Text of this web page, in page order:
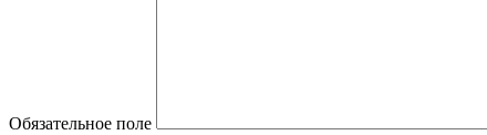
Обязательное поле